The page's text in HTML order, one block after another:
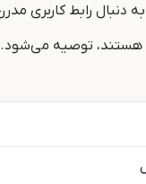
هستند، توصیه می‌شود.